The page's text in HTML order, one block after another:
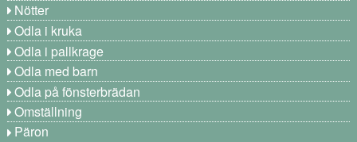
Nötter
Odla i kruka
Odla i pallkrage
Odla med barn
Odla på fönsterbrädan
Omställning
Päron